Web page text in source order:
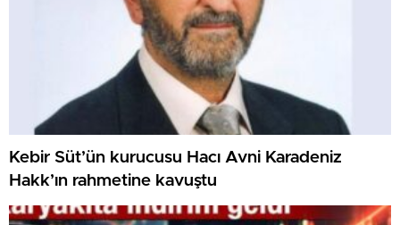
Kebir Süt’ün kurucusu Hacı Avni Karadeniz
Hakk’ın rahmetine kavuştu